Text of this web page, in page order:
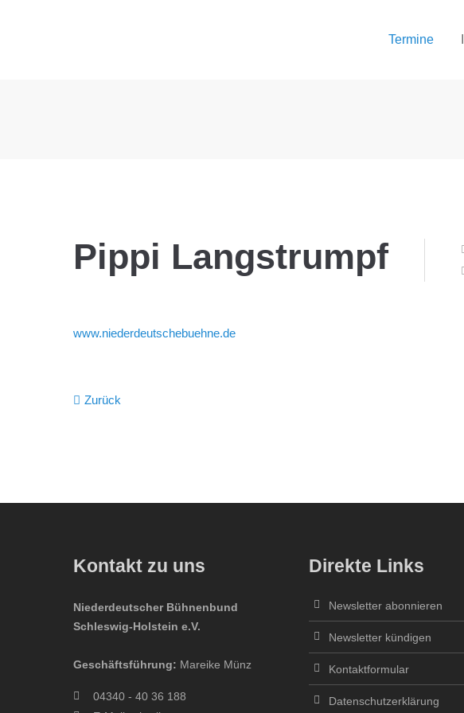
Termine
Pippi Langstrumpf
www.niederdeutschebuehne.de
Zurück
Kontakt zu uns
Niederdeutscher Bühnenbund
Schleswig-Holstein e.V.
Geschäftsführung: Mareike Münz
04340 - 40 36 188
Direkte Links
Newsletter abonnieren
Newsletter kündigen
Kontaktformular
Datenschutzerklärung